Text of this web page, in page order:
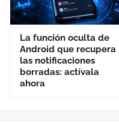
La función oculta de
Android que recupera
las notificaciones
borradas: actívala
ahora